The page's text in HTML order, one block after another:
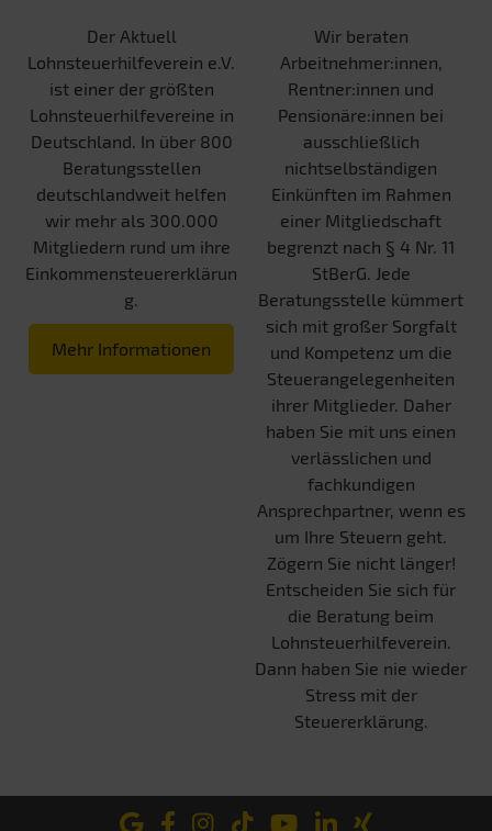
Der Aktuell
Lohnsteuerhilfeverein e.V.
ist einer der größten
Lohnsteuerhilfevereine in
Deutschland. In über 800
Beratungsstellen
deutschlandweit helfen
wir mehr als 300.000
Mitgliedern rund um ihre
Einkommensteuererklärun
g.
Mehr Informationen
Wir beraten
Arbeitnehmer:innen,
Rentner:innen und
Pensionäre:innen bei
ausschließlich
nichtselbständigen
Einkünften im Rahmen
einer Mitgliedschaft
begrenzt nach § 4 Nr. 11
StBerG. Jede
Beratungsstelle kümmert
sich mit großer Sorgfalt
und Kompetenz um die
Steuerangelegenheiten
ihrer Mitglieder. Daher
haben Sie mit uns einen
verlässlichen und
fachkundigen
Ansprechpartner, wenn es
um Ihre Steuern geht.
Zögern Sie nicht länger!
Entscheiden Sie sich für
die Beratung beim
Lohnsteuerhilfeverein.
Dann haben Sie nie wieder
Stress mit der
Steuererklärung.